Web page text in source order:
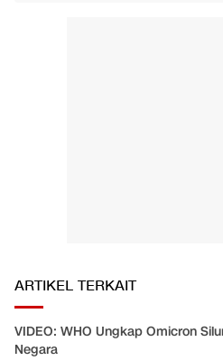
ARTIKEL TERKAIT
VIDEO: WHO Ungkap Omicron
Negara